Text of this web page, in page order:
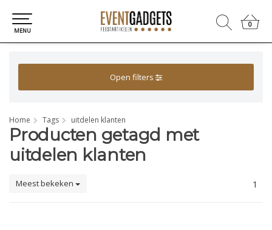
0
0
MENU
Open filters
Home Tags uitdelen klanten
Producten getagd met
uitdelen klanten
Meest bekeken 1